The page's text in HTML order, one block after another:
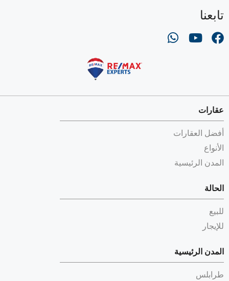
تابعنا
عقارات
أفضل العقارات
الأنواع
المدن الرئيسية
الحالة
للبيع
للإيجار
المدن الرئيسية
طرابلس